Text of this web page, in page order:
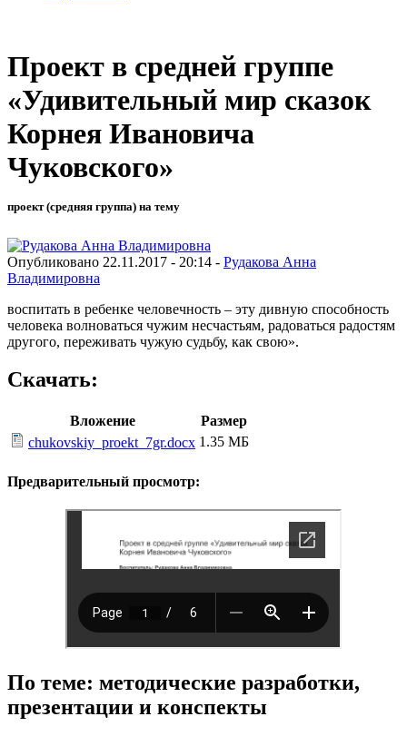
Проект в средней группе
«Удивительный мир сказок
Корнея Ивановича
Чуковского»
проект (средняя группа) на тему
Опубликовано 22.11.2017 - 20:14 - Рудакова Анна
Владимировна
воспитать в ребенке человечность – эту дивную способность
человека волноваться чужим несчастьям, радоваться радостям
другого, переживать чужую судьбу, как свою».
Скачать:
Вложение
Размер
chukovskiy_proekt_7gr.docx 1.35 МБ
Предварительный просмотр:
По теме: методические разработки,
презентации и конспекты